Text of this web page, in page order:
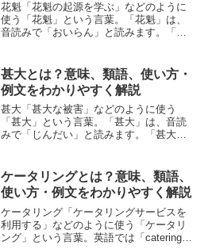
花魁「花魁の起源を学ぶ」などのように
使う「花魁」という言葉。「花魁」は、
音読みで「おいらん」と読みます。「花
い方や類語について、小説などの用例を
紹介しながら、わかりやす...
甚大とは？意味、類語、使い方・
例文をわかりやすく解説
甚大「甚大な被害」などのように使う
「甚大」という言葉。「甚大」は、音読
みで「じんだい」と読みます。「甚大」
方や類語について、小説などの用例を紹
介しながら、わかりやすく解説...
ケータリングとは？意味、類語、
使い方・例文をわかりやすく解説
ケータリング「ケータリングサービスを
利用する」などのように使う「ケータリ
ング」という言葉。英語では「catering」